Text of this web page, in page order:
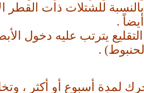
للشتلات ذات القطر
.
يترتب عليه دخول
.
لمدة أسبوع أو أكثر ،